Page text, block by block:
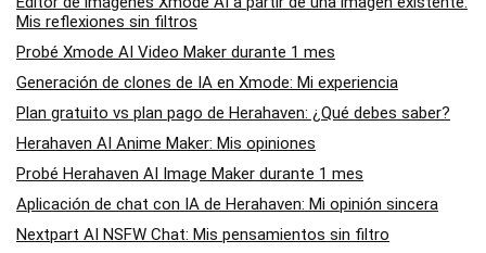
Mis reflexiones sin filtros
Probé Xmode AI Video Maker durante 1 mes
Generación de clones de IA en Xmode: Mi experiencia
Plan gratuito vs plan pago de Herahaven: ¿Qué debes saber?
Herahaven AI Anime Maker: Mis opiniones
Probé Herahaven AI Image Maker durante 1 mes
Aplicación de chat con IA de Herahaven: Mi opinión sincera
Nextpart AI NSFW Chat: Mis pensamientos sin filtro